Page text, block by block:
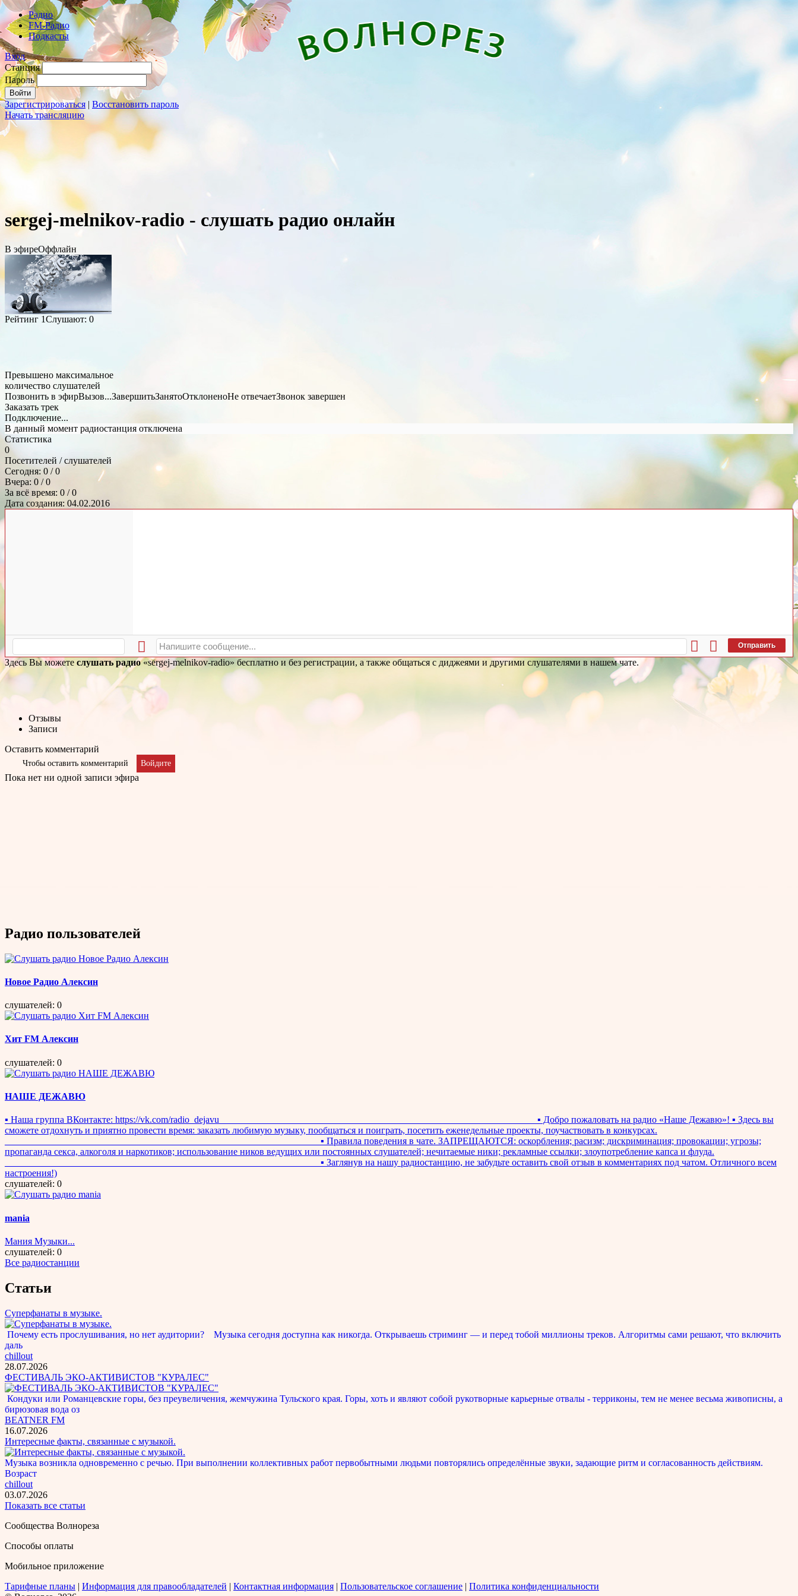
Радио
FM-Радио
Подкасты
Вход
Станция
Пароль
Зарегистрироваться | Восстановить пароль
Начать трансляцию
sergej-melnikov-radio - слушать радио онлайн
В эфиреОффлайн
Рейтинг 1Слушают: 0
Превышено максимальное
количество слушателей
Позвонить в эфирВызов...ЗавершитьЗанятоОтклоненоНе отвечаетЗвонок завершен
Заказать трек
Подключение...
В данный момент радиостанция отключена
Статистика
0
Посетителей / слушателей
Сегодня: 0 / 0
Вчера: 0 / 0
За всё время: 0 / 0
Дата создания: 04.02.2016
Отправить
Здесь Вы можете слушать радио«sergej-melnikov-radio» бесплатно и без регистрации, а также общаться с диджеями и другими слушателями в нашем чате.
Отзывы
Записи
Оставить комментарий
Чтобы оставить комментарий Войдите
Пока нет ни одной записи эфира
Радио пользователей
Новое Радио Алексин
слушателей: 0
Хит FM Алексин
слушателей: 0
НАШЕ ДЕЖАВЮ
▪ Наша группа ВКонтакте: https://vk.com/radio_dejavu __________________________________________________________________ ▪ Добро пожаловать на радио «Наше Дежавю»! ▪ Здесь вы
сможете отдохнуть и приятно провести время: заказать любимую музыку, пообщаться и поиграть, посетить еженедельные проекты, поучаствовать в конкурсах.
__________________________________________________________________ ▪ Правила поведения в чате. ЗАПРЕЩАЮТСЯ: оскорбления; расизм; дискриминация; провокации; угрозы;
пропаганда секса, алкоголя и наркотиков; использование ников ведущих или постоянных слушателей; нечитаемые ники; рекламные ссылки; злоупотребление капса и флуда.
__________________________________________________________________ ▪ Заглянув на нашу радиостанцию, не забудьте оставить свой отзыв в комментариях под чатом. Отличного всем
настроения!)
слушателей: 0
mania
Мания Музыки...
слушателей: 0
Все радиостанции
Статьи
Суперфанаты в музыке.
Почему есть прослушивания, но нет аудитории? Музыка сегодня доступна как никогда. Открываешь стриминг — и перед тобой миллионы треков. Алгоритмы сами решают, что включить
даль
chillout
28.07.2026
ФЕСТИВАЛЬ ЭКО-АКТИВИСТОВ "КУРАЛЕС"
Кондуки или Романцевские горы, без преувеличения, жемчужина Тульского края. Горы, хоть и являют собой рукотворные карьерные отвалы - терриконы, тем не менее весьма живописны, а
бирюзовая вода оз
BEATNER FM
16.07.2026
Интересные факты, связанные с музыкой.
Музыка возникла одновременно с речью. При выполнении коллективных работ первобытными людьми повторялись определённые звуки, задающие ритм и согласованность действиям.
Возраст
chillout
03.07.2026
Показать все статьи
Сообщества Волнореза
Способы оплаты
Мобильное приложение
Тарифные планы | Информация для правообладателей | Контактная информация | Пользовательское соглашение | Политика конфиденциальности